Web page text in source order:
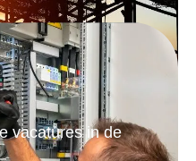
vacatures in de